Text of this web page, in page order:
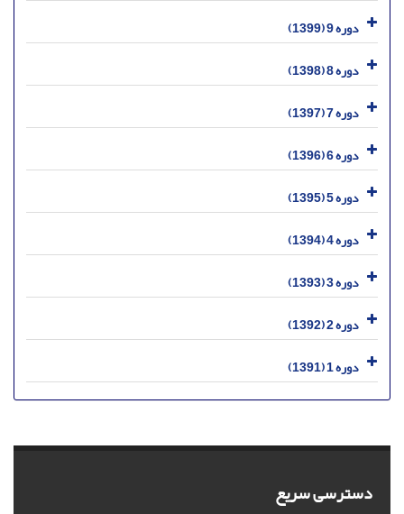
دوره 9 (1399)
دوره 8 (1398)
دوره 7 (1397)
دوره 6 (1396)
دوره 5 (1395)
دوره 4 (1394)
دوره 3 (1393)
دوره 2 (1392)
دوره 1 (1391)
دسترسی سریع